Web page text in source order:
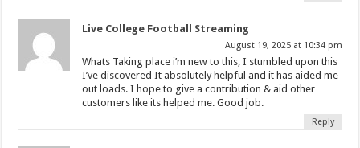
Live College Football Streaming
August 19, 2025 at 10:34 pm
Whats Taking place i’m new to this, I stumbled upon this
I’ve discovered It absolutely helpful and it has aided me
out loads. I hope to give a contribution & aid other
customers like its helped me. Good job.
Reply